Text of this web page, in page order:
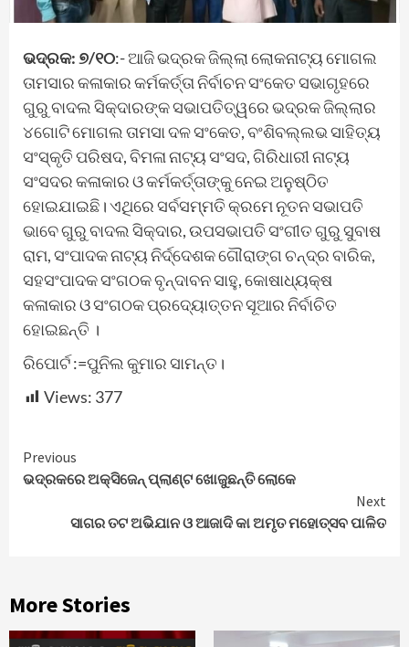
ଭଦ୍ରକ: ୭/୧୦:- ଆଜି ଭଦ୍ରକ ଜିଲ୍ଲା ଲୋକନାଟ୍ୟ ମୋଗଲ
ତାମସାର କଳାକାର କର୍ମକର୍ତ୍ତା ନିର୍ବାଚନ ସଂକେତ ସଭାଗୃହରେ
ଗୁରୁ ବାଦଲ ସିକ୍‌ଦାରଙ୍କ ସଭାପତିତ୍ୱରେ ଭଦ୍ରକ ଜିଲ୍ଲାର
୪ଗୋଟି ମୋଗଲ ତାମସା ଦଳ ସଂକେତ, ବଂଶିବଲ୍ଲଭ ସାହିତ୍ୟ
ସଂସ୍କୃତି ପରିଷଦ, ବିମଳା ନାଟ୍ୟ ସଂସଦ, ଗିରିଧାରୀ ନାଟ୍ୟ
ସଂସଦର କଳାକାର ଓ କର୍ମକର୍ତ୍ତାଙ୍କୁ ନେଇ ଅନୁଷ୍ଠିତ
ହୋଇଯାଇଛି। ଏଥିରେ ସର୍ବସମ୍ମତି କ୍ରମେ ନୂତନ ସଭାପତି
ଭାବେ ଗୁରୁ ବାଦଲ ସିକ୍‌ଦାର, ଉପସଭାପତି ସଂଗୀତ ଗୁରୁ ସୁବାଷ
ରାମ, ସଂପାଦକ ନାଟ୍ୟ ନିର୍ଦ୍ଦେଶକ ଗୌରାଙ୍ଗ ଚନ୍ଦ୍ର ବାରିକ,
ସହସଂପାଦକ ସଂଗଠକ ବୃନ୍ଦାବନ ସାହୁ, କୋଷାଧ୍ୟକ୍ଷ
କଳାକାର ଓ ସଂଗଠକ ପ୍ରଦ୍ୟୋତ୍ତନ ସୂଆର ନିର୍ବାଚିତ
ହୋଇଛନ୍ତି ।
ରିପୋର୍ଟ :=ପୁନିଲ କୁମାର ସାମନ୍ତ।
Views: 377
Continue
Reading
Previous
ଭଦ୍ରକରେ ଅକ୍ସିଜେନ୍ ପ୍ଲାଣ୍ଟ ଖୋଜୁଛନ୍ତି ଲୋକେ
Next
ସାଗର ତଟ ଅଭିଯାନ ଓ ଆଜାଦି କା ଅମୃତ ମହୋତ୍ସବ ପାଳିତ
More Stories